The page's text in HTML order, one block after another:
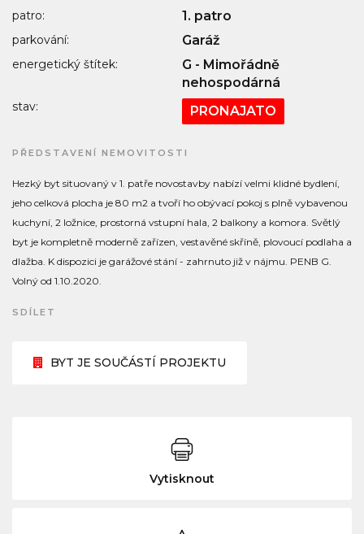
patro: 1. patro
parkování: Garáž
energetický štítek:
G - Mimořádně
nehospodárná
stav: PRONAJATO
PŘEDSTAVENÍ NEMOVITOSTI
Hezký byt situovaný v 1. patře novostavby nabízí velmi klidné bydlení,
jeho celková plocha je 80 m2 a tvoří ho obývací pokoj s plně vybavenou
kuchyní, 2 ložnice, prostorná vstupní hala, 2 balkony a komora. Světlý
byt je kompletně moderně zařízen, vestavěné skříně, plovoucí podlaha a
dlažba. K dispozici je garážové stání - zahrnuto již v nájmu. PENB G.
Volný od 1.10.2020.
SDÍLET
BYT JE SOUČÁSTÍ PROJEKTU
Vytisknout